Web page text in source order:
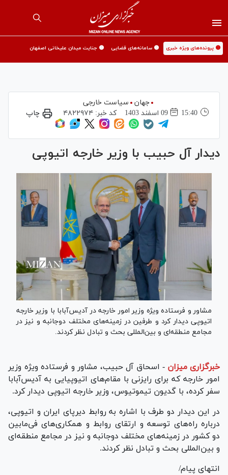
🟡 پرونده‌های ویژه خبری 🟡 سامانه‌های قضایی 🟡 جنایت میدان علیخانی اصفهان
جهان
سیاست خارجی
15:40
09 اسفند 1403 کد خبر:۴۸۲۲۹۷۴ چاپ
دیدار آل حبیب با وزیر خارجه اتیوپی
مشاور و فرستاده ویژه وزیر امور خارجه در آدیس‌آبابا با وزیر خارجه
اتیوپی دیدار کرد و طرفین در زمینه‌های مختلف دوجانبه و نیز در
مجامع منطقه‌ای و بین‌المللی بحث و تبادل نظر کردند.
خبرگزاری میزان - اسحاق آل‌ حبیب، مشاور و فرستاده ویژه وزیر
امور خارجه که برای رایزنی با مقام‌های اتیوپیایی به آدیس‌آبابا
سفر کرده، با گدیون تیموتیوس، وزیر خارجه اتیوپی دیدار کرد.
در این دیدار دو طرف با اشاره به روابط دیرپای ایران و اتیوپی،
درباره راه‌های توسعه و ارتقای روابط و همکاری‌های فی‌مابین
دو کشور در زمینه‌های مختلف دوجانبه و نیز در مجامع منطقه‌ای
و بین‌المللی بحث و تبادل نظر کردند.
انتهای پیام/